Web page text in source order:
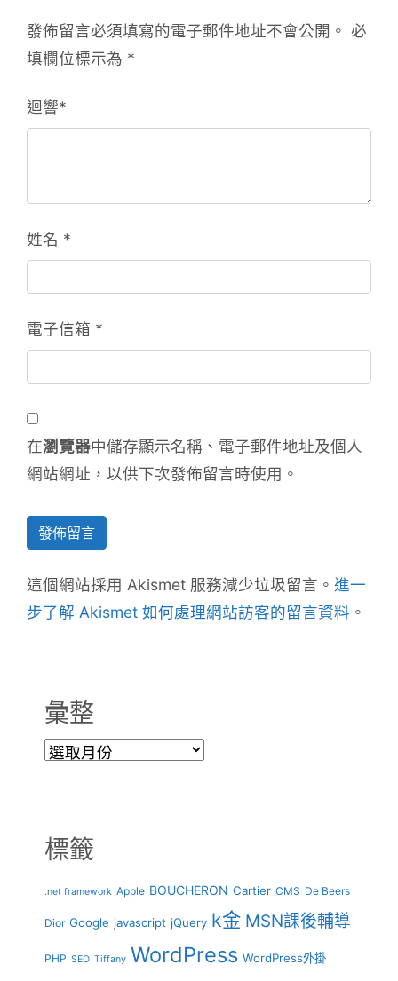
發佈留言必須填寫的電子郵件地址不會公開。 必
填欄位標示為 *
迴響*
姓名 *
電子信箱 *
在瀏覽器中儲存顯示名稱、電子郵件地址及個人
網站網址，以供下次發佈留言時使用。
這個網站採用 Akismet 服務減少垃圾留言。 進一
步了解 Akismet 如何處理網站訪客的留言資料 。
彙整
彙
標籤
.net framework Apple BOUCHERON Cartier CMS De Beers
Dior Google javascript jQuery k金 MSN課後輔導
PHP SEO Tiffany WordPress WordPress外掛